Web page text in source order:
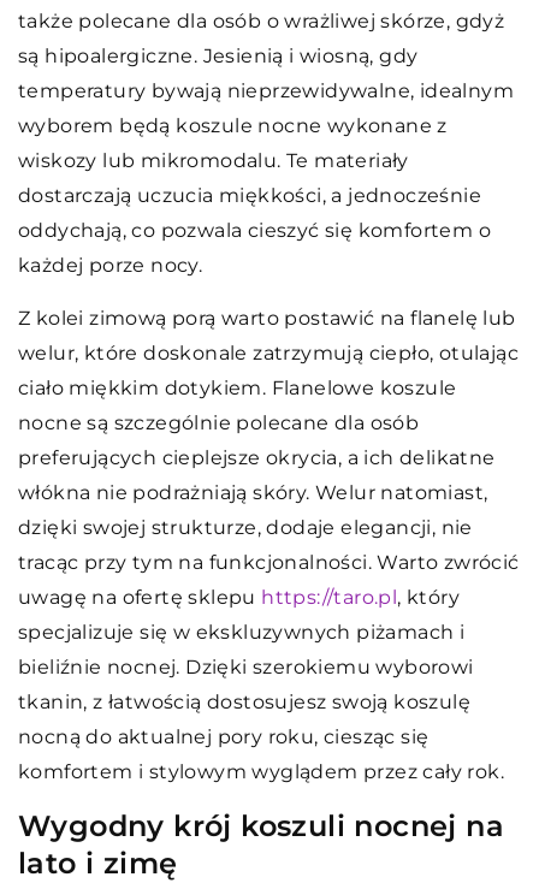
także polecane dla osób o wrażliwej skórze, gdyż
są hipoalergiczne. Jesienią i wiosną, gdy
temperatury bywają nieprzewidywalne, idealnym
wyborem będą koszule nocne wykonane z
wiskozy lub mikromodalu. Te materiały
dostarczają uczucia miękkości, a jednocześnie
oddychają, co pozwala cieszyć się komfortem o
każdej porze nocy.
Z kolei zimową porą warto postawić na flanelę lub
welur, które doskonale zatrzymują ciepło, otulając
ciało miękkim dotykiem. Flanelowe koszule
nocne są szczególnie polecane dla osób
preferujących cieplejsze okrycia, a ich delikatne
włókna nie podrażniają skóry. Welur natomiast,
dzięki swojej strukturze, dodaje elegancji, nie
tracąc przy tym na funkcjonalności. Warto zwrócić
uwagę na ofertę sklepu https://taro.pl, który
specjalizuje się w ekskluzywnych piżamach i
bieliźnie nocnej. Dzięki szerokiemu wyborowi
tkanin, z łatwością dostosujesz swoją koszulę
nocną do aktualnej pory roku, ciesząc się
komfortem i stylowym wyglądem przez cały rok.
Wygodny krój koszuli nocnej na
lato i zimę